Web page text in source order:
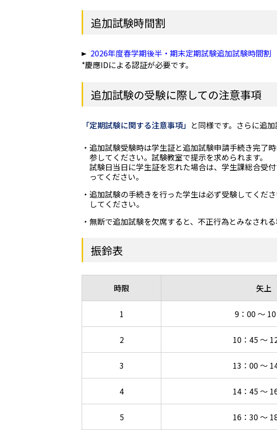
追加試験時間割
2026年度春学期後半・期末定期試験追加試験時間割
*慶應IDによる認証が必要です。
追加試験の受験に際しての注意事項
「定期試験に関する注意事項」 と同様です。さらに追
追加試験受験時は学生証と追加試験申請手続き完了
参してください。試験教室で提示を求められます。
試験日当日に学生証を忘れた場合は、学生課総合受
ってください。
追加試験の手続きを行った学生は必ず受験してくだ
してください。
無断で追加試験を欠席すると、不正行為とみなされる
振鈴表
時限 矢上
1 9：00 ～
2 10：45 ～
3 13：00 ～
4 14：45 ～
5 16：30 ～